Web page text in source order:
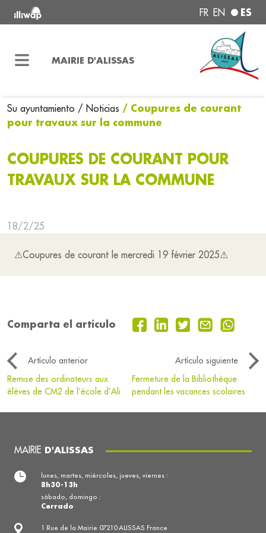
FR EN ES
MAIRIE D'ALISSAS
Su ayuntamiento / Noticias / Coupures de courant
pour travaux sur la commune
COUPURES DE COURANT POUR
TRAVAUX SUR LA COMMUNE
18/2/25
⚠Coupures de courant le mercredi 19 février 2025⚠
Comparta el artículo
Artículo anterior
Artículo siguiente
Remise des ordinateurs aux
élèves de CM2 de l’école d’Ali
Fermeture de la Bibliothèque
pendant les vacances scolaires
MAIRIE D'ALISSAS
1 Rue de la Mairie 07210 ALISSAS France
lunes, martes, miércoles, jueves, viernes :
8h30-13h
sábado, domingo :
Cerrado